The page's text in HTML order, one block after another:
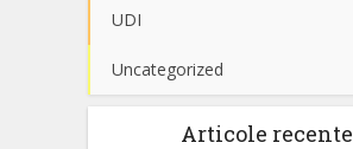
UDI
Uncategorized
Articole recente